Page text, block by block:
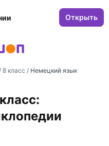
Открыть
8 класс / Немецкий язык